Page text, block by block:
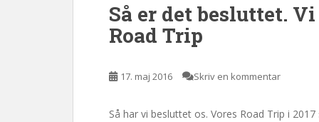
Så er det besluttet. Vi
Road Trip
17. maj 2016 Skriv en kommentar
Så har vi besluttet os. Vores Road Trip i